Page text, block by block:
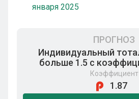
января 2025
ПРОГНОЗ
Индивидуальный
больше 1.5 с
Коэффициент
1.87